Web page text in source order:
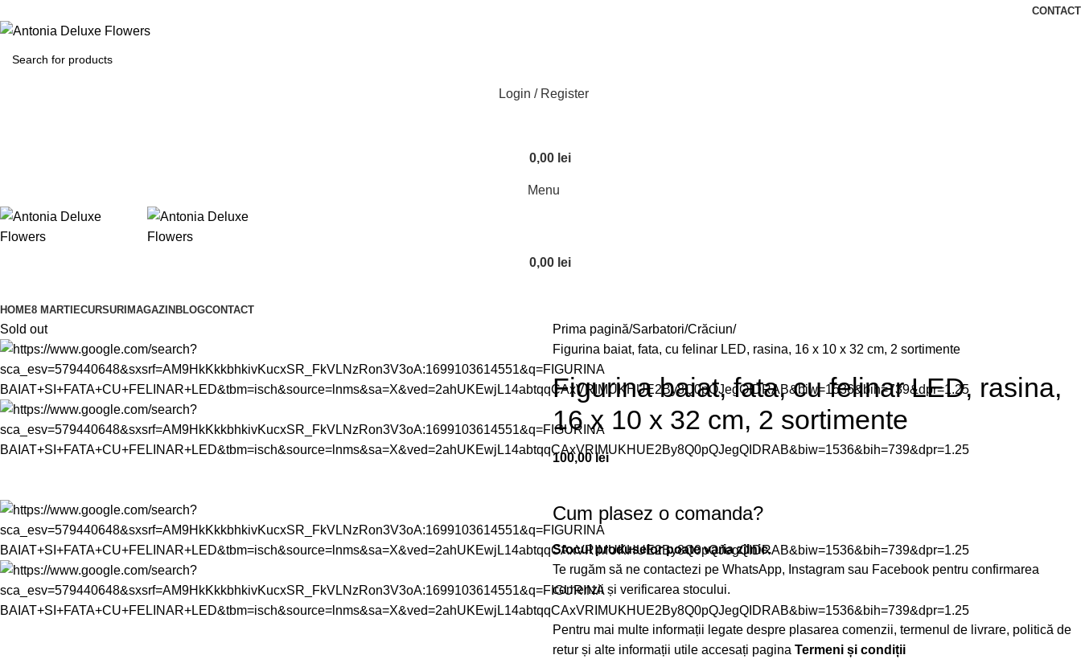
CONTACT
Login / Register
0,00 lei
Menu
0,00 lei
HOME8 MARTIECURSURI MAGAZIN BLOGCONTACT
Sold out Prima pagină Sarbatori Crăciun
Figurina baiat, fata, cu felinar LED, rasina, 16 x 10 x 32 cm, 2 sortimente
Figurina baiat, fata, cu felinar LED, rasina,
16 x 10 x 32 cm, 2 sortimente
100,00lei
Cum plasez o comanda?
Stocul produselor poate varia zilnic.
Te rugăm să ne contactezi pe WhatsApp, Instagram sau Facebook pentru confirmarea
comenzii și verificarea stocului.
Pentru mai multe informații legate despre plasarea comenzii, termenul de livrare, politică de
retur și alte informații utile accesați pagina Termeni și condiții